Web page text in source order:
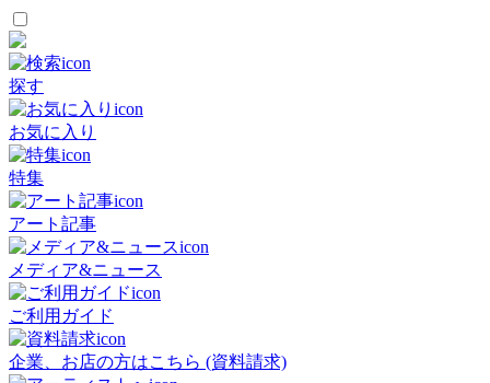
探す
お気に入り
特集
アート記事
メディア&ニュース
ご利用ガイド
企業、お店の方はこちら (資料請求)